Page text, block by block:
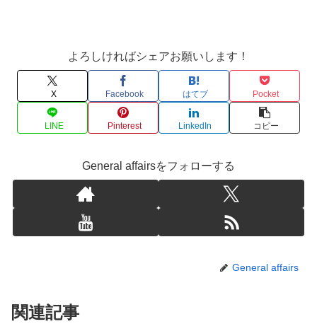
よろしければシェアお願いします！
X Facebook はてブ Pocket
LINE Pinterest LinkedIn コピー
General affairsをフォローする
General affairs
関連記事